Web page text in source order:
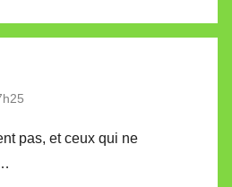
pas, et ceux qui ne